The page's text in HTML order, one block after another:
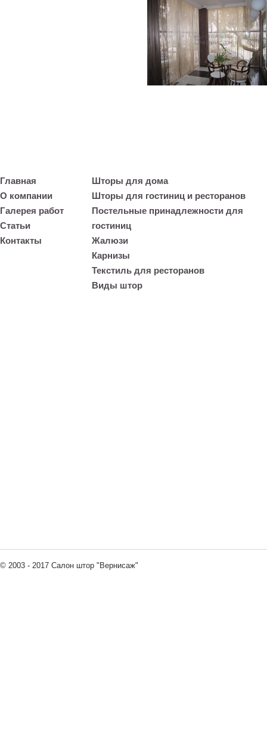
Главная
О компании
Галерея работ
Статьи
Контакты
Шторы для дома
Шторы для гостиниц и ресторанов
Постельные принадлежности для
гостиниц
Жалюзи
Карнизы
Текстиль для ресторанов
Виды штор
© 2003 - 2017 Салон штор "Вернисаж"